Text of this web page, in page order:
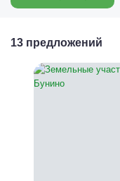
13 предложений